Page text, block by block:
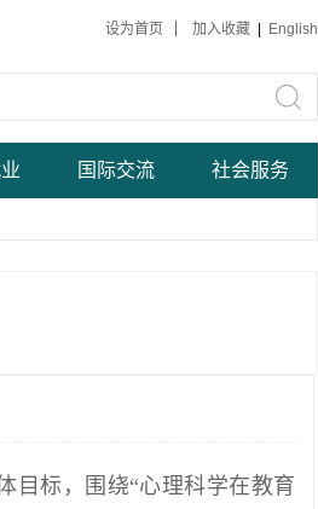
设为首页 加入收藏 English
国际交流 社会服务
目标，围绕“心理科学在教育